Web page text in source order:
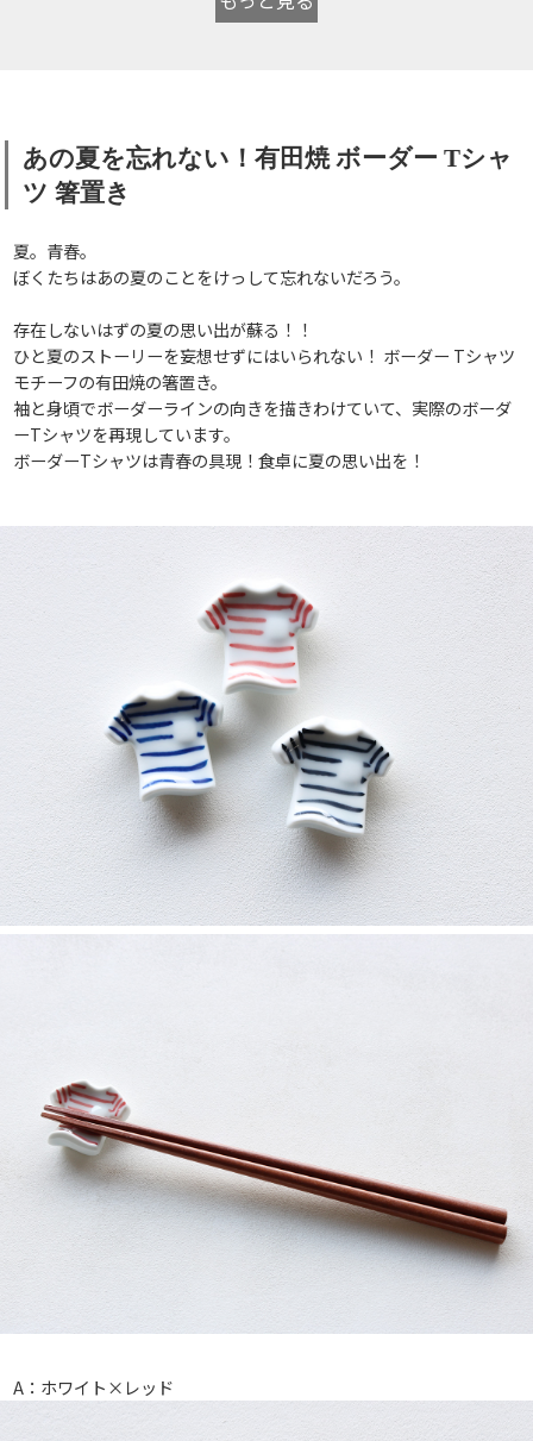
あの夏を忘れない！有田焼 ボーダー Tシャ
ツ 箸置き
夏。青春。
ぼくたちはあの夏のことをけっして忘れないだろう。
存在しないはずの夏の思い出が蘇る！！
ひと夏のストーリーを妄想せずにはいられない！ ボーダー Tシャツ
モチーフの有田焼の箸置き。
袖と身頃でボーダーラインの向きを描きわけていて、実際のボーダ
ーTシャツを再現しています。
ボーダーTシャツは青春の具現！食卓に夏の思い出を！
A：ホワイト×レッド